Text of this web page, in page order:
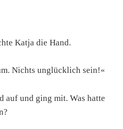
Katja die Hand.
Nichts unglücklich sein!«
auf und ging mit. Was hatte